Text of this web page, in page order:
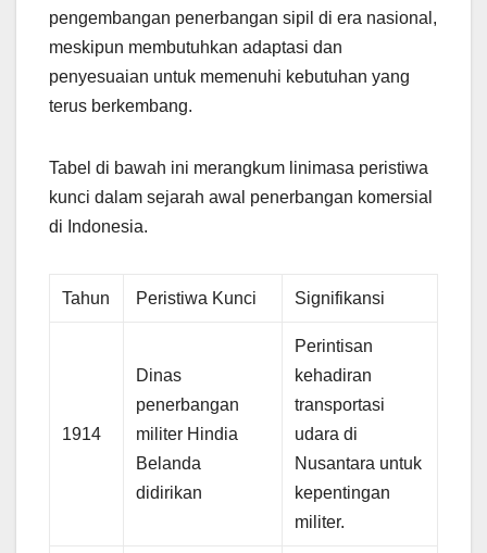
pengembangan penerbangan sipil di era nasional,
meskipun membutuhkan adaptasi dan
penyesuaian untuk memenuhi kebutuhan yang
terus berkembang.
Tabel di bawah ini merangkum linimasa peristiwa
kunci dalam sejarah awal penerbangan komersial
di Indonesia.
Tahun Peristiwa Kunci Signifikansi
1914
Dinas
penerbangan
militer Hindia
Belanda
didirikan
Perintisan
kehadiran
transportasi
udara di
Nusantara untuk
kepentingan
militer.